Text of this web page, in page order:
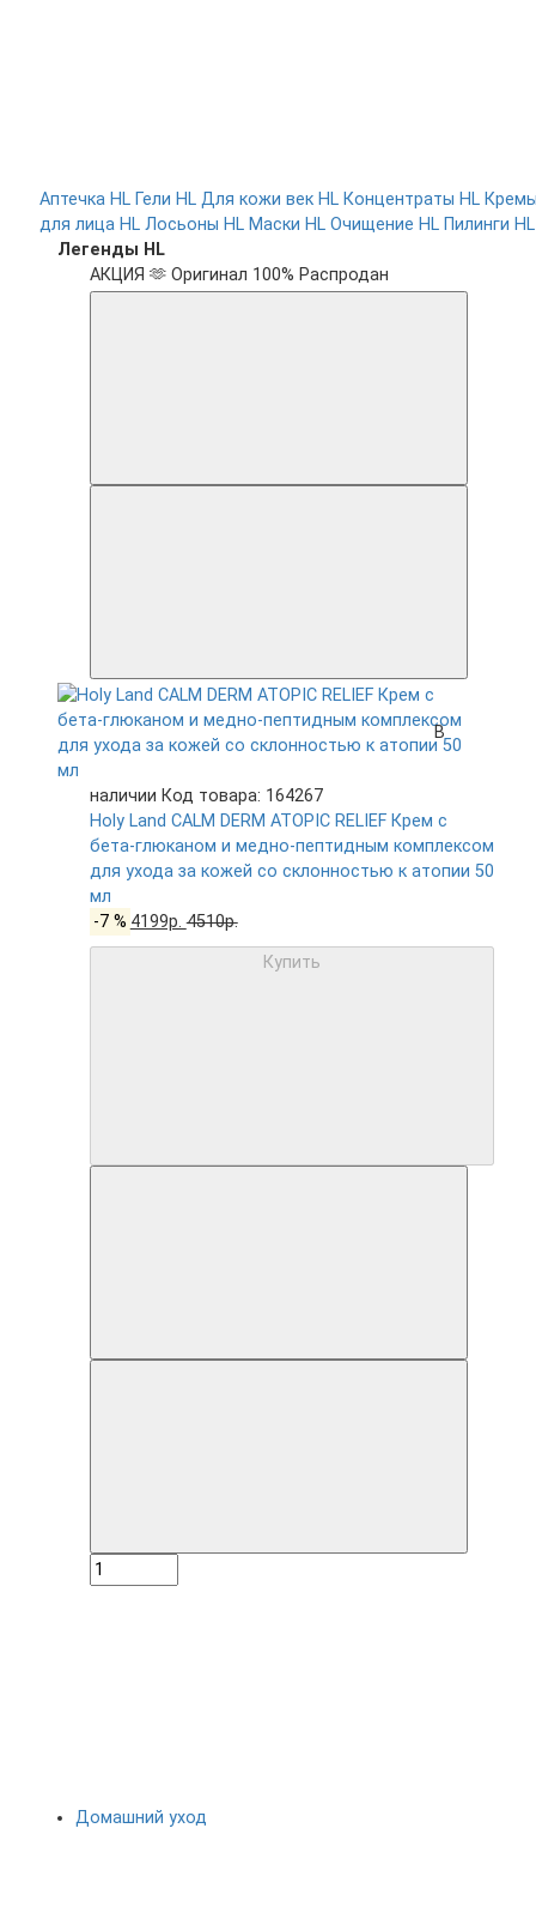
Аптечка HL Гели HL Для кожи век HL Концентраты HL
для лица HL Лосьоны HL Маски HL Очищение HL Пилинги HL
Легенды HL
АКЦИЯ 🫶 Оригинал 100% Распродан
В
наличии Код товара: 164267
Holy Land CALM DERM ATOPIC RELIEF Крем с
бета-глюканом и медно-пептидным комплексом
для ухода за кожей со склонностью к атопии 50
мл
-7 % 4199р.4510р.
Купить
Домашний уход